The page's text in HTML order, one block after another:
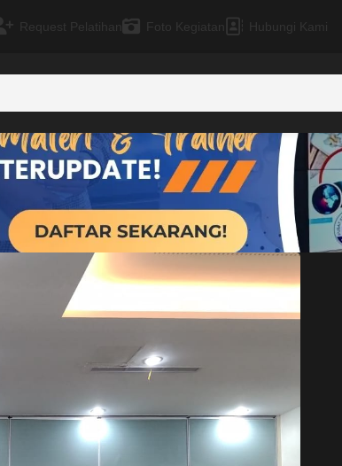
Request Pelatihan Foto Kegiatan Hubungi Kami